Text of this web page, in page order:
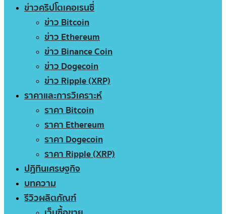
ข่าวคริปโตเคอเรนซี่
ข่าว Bitcoin
ข่าว Ethereum
ข่าว Binance Coin
ข่าว Dogecoin
ข่าว Ripple (XRP)
ราคาและการวิเคราะห์
ราคา Bitcoin
ราคา Ethereum
ราคา Dogecoin
ราคา Ripple (XRP)
ปฏิทินเศรษฐกิจ
บทความ
รีวิวผลิตภัณฑ์